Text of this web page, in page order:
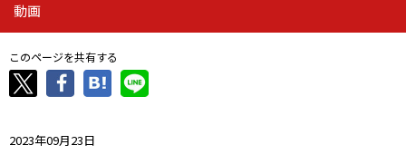
ニッパツ
ニッパツ
-
石人の星
動画
このページを共有する
2023年09月23日